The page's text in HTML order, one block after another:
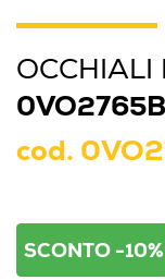
OCCHIALI
cod.
SCONTO -10%